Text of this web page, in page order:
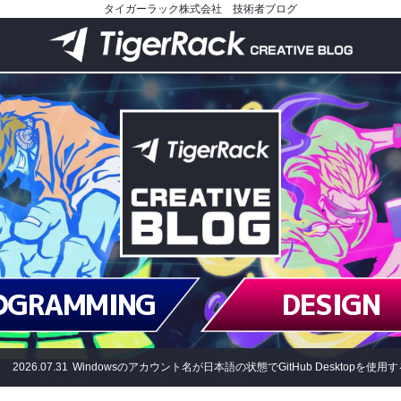
タイガーラック株式会社 技術者ブログ
DESIGN
2026.07.31 Windowsのアカウント名が日本語の状態でGitHub Desktopを使用す